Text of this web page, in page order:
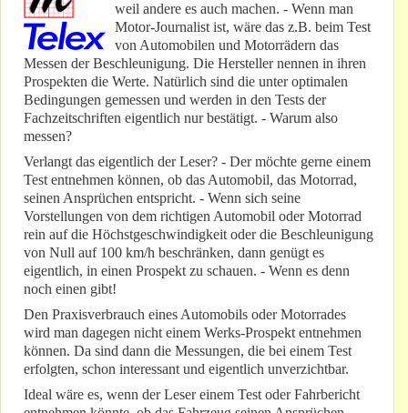
weil andere es auch machen. - Wenn man
Motor-Journalist ist, wäre das z.B. beim Test
von Automobilen und Motorrädern das
Messen der Beschleunigung. Die Hersteller nennen in ihren
Prospekten die Werte. Natürlich sind die unter optimalen
Bedingungen gemessen und werden in den Tests der
Fachzeitschriften eigentlich nur bestätigt. - Warum also
messen?
Verlangt das eigentlich der Leser? - Der möchte gerne einem
Test entnehmen können, ob das Automobil, das Motorrad,
seinen Ansprüchen entspricht. - Wenn sich seine
Vorstellungen von dem richtigen Automobil oder Motorrad
rein auf die Höchstgeschwindigkeit oder die Beschleunigung
von Null auf 100 km/h beschränken, dann genügt es
eigentlich, in einen Prospekt zu schauen. - Wenn es denn
noch einen gibt!
Den Praxisverbrauch eines Automobils oder Motorrades
wird man dagegen nicht einem Werks-Prospekt entnehmen
können. Da sind dann die Messungen, die bei einem Test
erfolgten, schon interessant und eigentlich unverzichtbar.
Ideal wäre es, wenn der Leser einem Test oder Fahrbericht